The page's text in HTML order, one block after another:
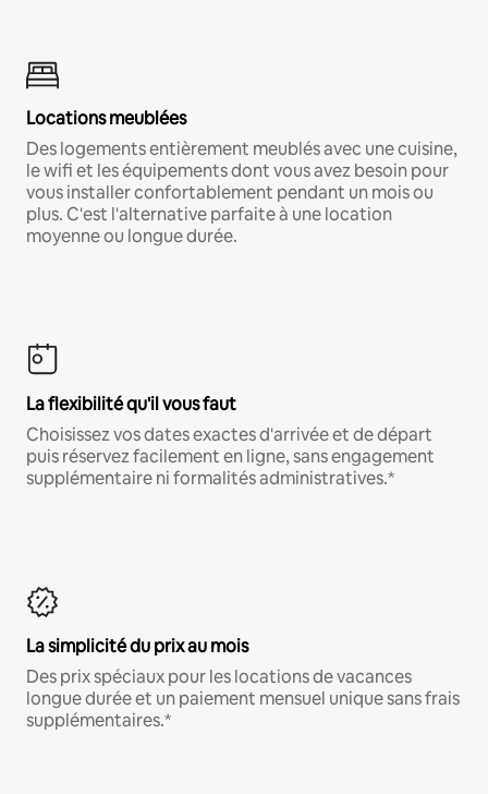
Locations meublées
Des logements entièrement meublés avec une cuisine,
le wifi et les équipements dont vous avez besoin pour
vous installer confortablement pendant un mois ou
plus. C'est l'alternative parfaite à une location
moyenne ou longue durée.
La flexibilité qu'il vous faut
Choisissez vos dates exactes d'arrivée et de départ
puis réservez facilement en ligne, sans engagement
supplémentaire ni formalités administratives.*
La simplicité du prix au mois
Des prix spéciaux pour les locations de vacances
longue durée et un paiement mensuel unique sans frais
supplémentaires.*